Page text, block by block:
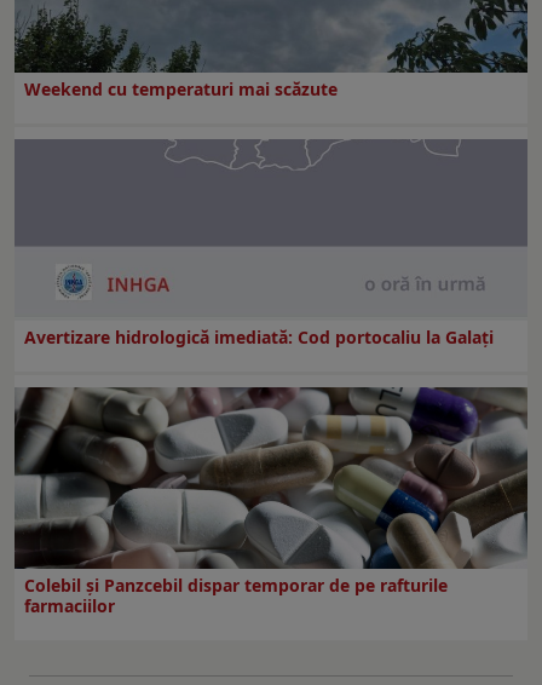
Weekend cu temperaturi mai scăzute
Avertizare hidrologică imediată: Cod portocaliu la Galaţi
Colebil și Panzcebil dispar temporar de pe rafturile
farmaciilor